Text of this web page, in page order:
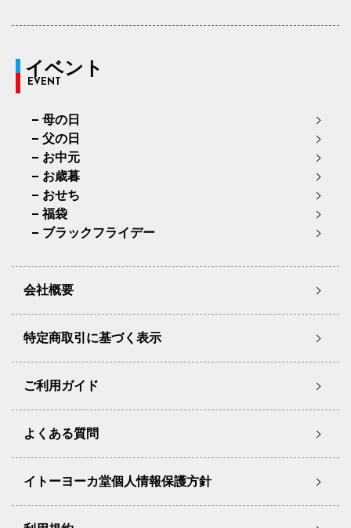
イベント
EVENT
母の日
父の日
お中元
お歳暮
おせち
福袋
ブラックフライデー
会社概要
特定商取引に基づく表示
ご利用ガイド
よくある質問
イトーヨーカ堂個人情報保護方針